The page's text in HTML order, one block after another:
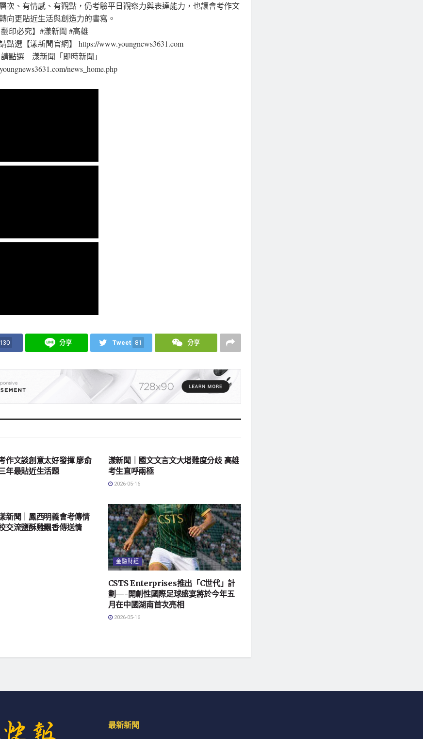
次、有情感、有觀點，仍考驗平日觀察力與表達能力，也讓會考作文
向更貼近生活與創造力的書寫。
翻印必究】#漾新聞 #高雄
點選【漾新聞官網】 https://www.youngnews3631.com⁠
請點選 漾新聞「即時新聞」
news_home.php⁠
130 分享 Tweet 81 分享
作文談創意太好發揮 廖俞
年最貼近生活題
漾新聞｜國文文言文大增難度分歧 高雄
考生直呼兩極
2026-05-16
新聞｜鳳西明義會考傳情
交流鹽酥雞飄香傳送情
金融財經
CSTS Enterprises推出「C世代」計
劃—-開創性國際足球盛宴將於今年五
月在中國湖南首次亮相
2026-05-16
最新新聞